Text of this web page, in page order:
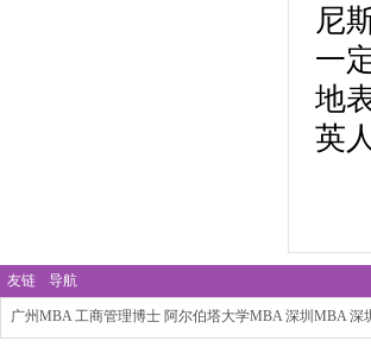
尼
一
地
英
友链 导航
广州MBA 工商管理博士 阿尔伯塔大学MBA 深圳MBA 深